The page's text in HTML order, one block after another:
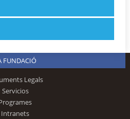
FUNDACIÓ
Legals
Servicios
Intranets